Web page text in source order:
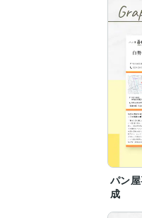
【
パン
成